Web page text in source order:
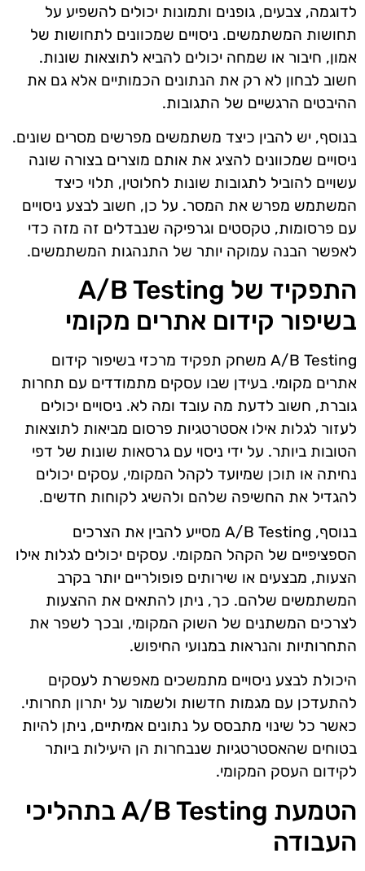
לדוגמה, צבעים, גופנים ותמונות יכולים להשפיע על
תחושות המשתמשים. ניסויים שמכוונים לתחושות של
אמון, חיבור או שמחה יכולים להביא לתוצאות שונות.
חשוב לבחון לא רק את הנתונים הכמותיים אלא גם את
ההיבטים הרגשיים של התגובות.
בנוסף, יש להבין כיצד משתמשים מפרשים מסרים שונים.
ניסויים שמכוונים להציג את אותם מוצרים בצורה שונה
עשויים להוביל לתגובות שונות לחלוטין, תלוי כיצד
המשתמש מפרש את המסר. על כן, חשוב לבצע ניסויים
עם פרסומות, טקסטים וגרפיקה שנבדלים זה מזה כדי
לאפשר הבנה עמוקה יותר של התנהגות המשתמשים.
התפקיד של A/B Testing
בשיפור קידום אתרים מקומי
A/B Testing משחק תפקיד מרכזי בשיפור קידום
אתרים מקומי. בעידן שבו עסקים מתמודדים עם תחרות
גוברת, חשוב לדעת מה עובד ומה לא. ניסויים יכולים
לעזור לגלות אילו אסטרטגיות פרסום מביאות לתוצאות
הטובות ביותר. על ידי ניסוי עם גרסאות שונות של דפי
נחיתה או תוכן שמיועד לקהל המקומי, עסקים יכולים
להגדיל את החשיפה שלהם ולהשיג לקוחות חדשים.
בנוסף, A/B Testing מסייע להבין את הצרכים
הספציפיים של הקהל המקומי. עסקים יכולים לגלות אילו
הצעות, מבצעים או שירותים פופולריים יותר בקרב
המשתמשים שלהם. כך, ניתן להתאים את ההצעות
לצרכים המשתנים של השוק המקומי, ובכך לשפר את
התחרותיות והנראות במנועי החיפוש.
היכולת לבצע ניסויים מתמשכים מאפשרת לעסקים
להתעדכן עם מגמות חדשות ולשמור על יתרון תחרותי.
כאשר כל שינוי מתבסס על נתונים אמיתיים, ניתן להיות
בטוחים שהאסטרטגיות שנבחרות הן היעילות ביותר
לקידום העסק המקומי.
הטמעת A/B Testing בתהליכי
העבודה